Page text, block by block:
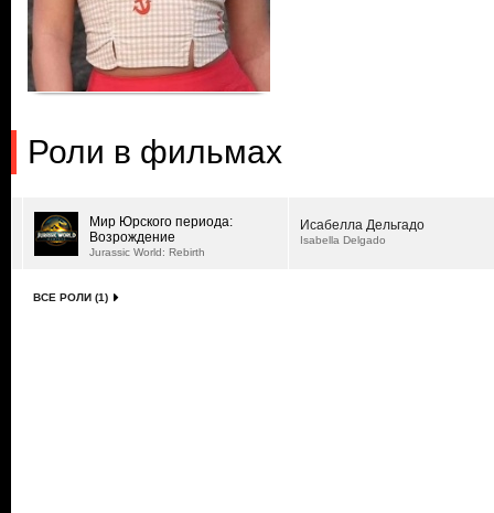
Роли в фильмах
Мир Юрского периода:
Возрождение
Jurassic World: Rebirth
Исабелла Дельгадо
Isabella Delgado
ВСЕ РОЛИ (1)